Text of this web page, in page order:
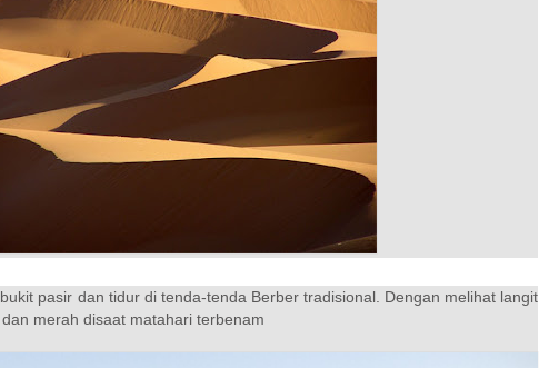
pasir dan tidur di tenda-tenda Berber tradisional. Dengan melihat langit
merah disaat matahari terbenam